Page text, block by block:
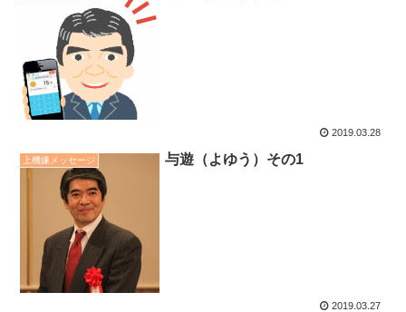
2019.03.28
上機嫌メッセージ 与遊（よゆう）その1
2019.03.27